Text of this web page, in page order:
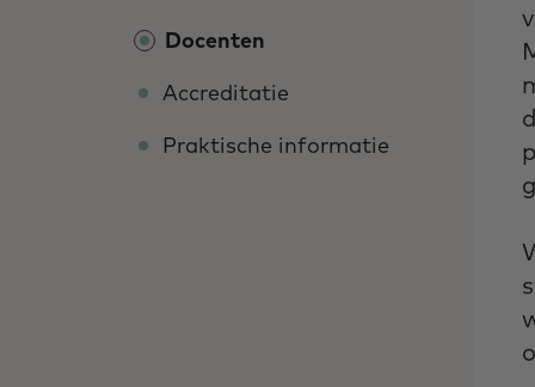
Docenten
Accreditatie
Praktische informatie